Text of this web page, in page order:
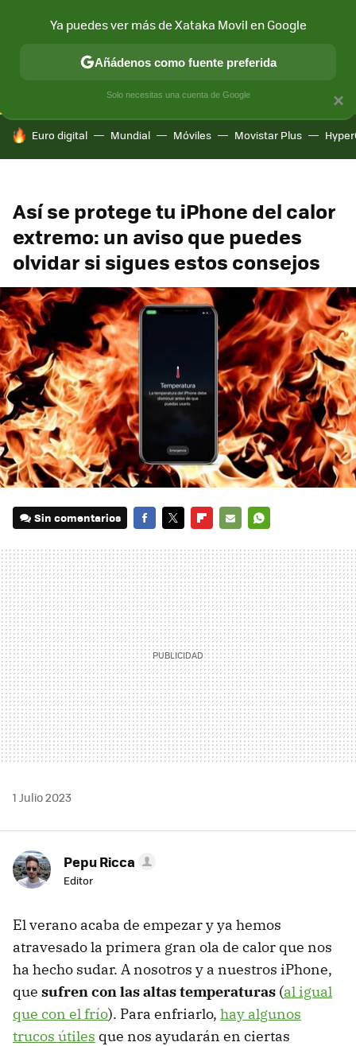
CONECTIVIDAD MÓVIL Y SOCIEDAD APLICACIONES
HOY SE HABLA DE
Euro digital Mundial Móviles Movistar Plus
Así se protege tu iPhone del calor
extremo: un aviso que puedes
olvidar si sigues estos consejos
Sin comentarios
MAIL
1 Julio 2023
Pepu Ricca
Editor
El verano acaba de empezar y ya hemos
atravesado la primera gran ola de calor que nos
ha hecho sudar. A nosotros y a nuestros iPhone,
que sufren con las altas temperaturas (al igual
que con el frío). Para enfriarlo, hay algunos
trucos útiles que nos ayudarán en ciertas
×
Ya puedes ver más de Xataka Movil en Google
Añádenos como fuente preferida
Solo necesitas una cuenta de Google